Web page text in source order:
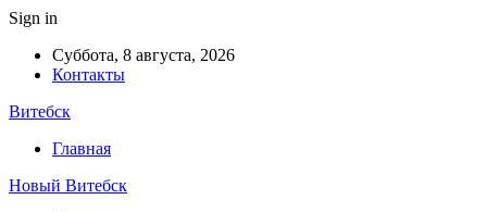
Sign in
Суббота, 8 августа, 2026
Контакты
Витебск
Главная
Новый Витебск